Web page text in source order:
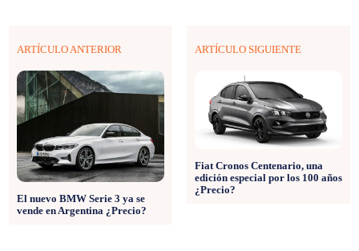
ARTÍCULO ANTERIOR
El nuevo BMW Serie 3 ya se
vende en Argentina ¿Precio?
ARTÍCULO SIGUIENTE
Fiat Cronos Centenario, una
edición especial por los 100 años
¿Precio?